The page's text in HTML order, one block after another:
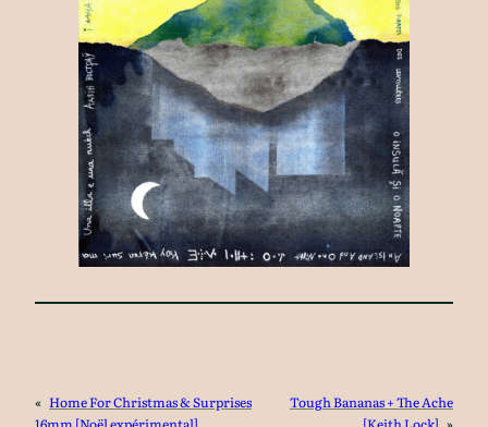
« Home For Christmas & Surprises
Tough Bananas + The Ache